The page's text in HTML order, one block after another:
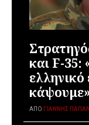
και F-35:
ΑΠΌ ΓΙΆΝΝΗΣ